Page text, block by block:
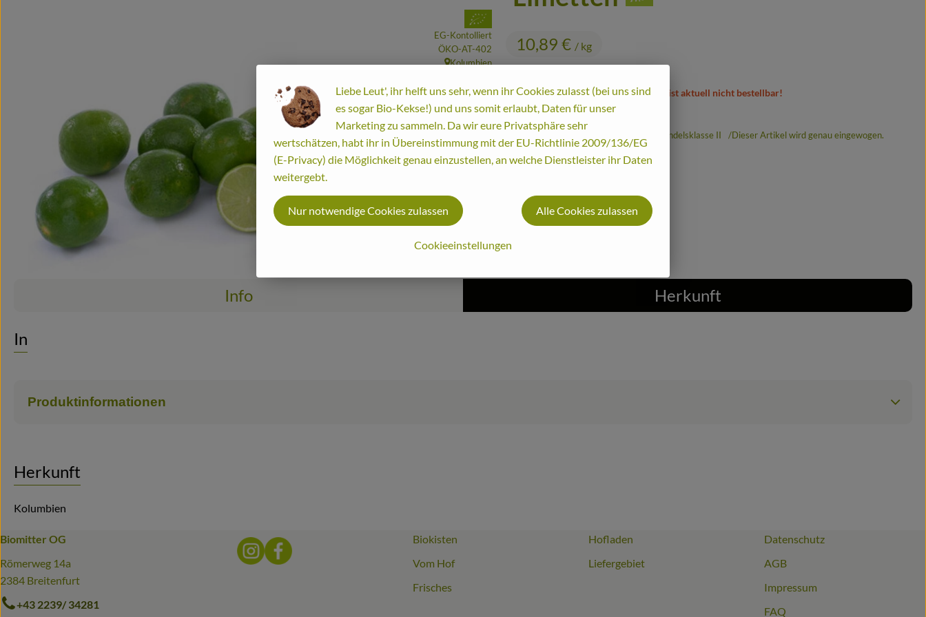
10,89 € / kg
, Verband:
EG-Kontolliert
, Kontrollstelle:
ÖKO-AT-402
, Herkunft:
Kolumbien
Artikel ist aktuell nicht bestellbar!
Handelsklasse II Dieser Artikel wird genau eingewogen.
Info Herkunft
Info
Produktinformationen
Herkunft
Kolumbien
Biomitter OG
Römerweg 14a
2384 Breitenfurt
+43 2239/ 34281
Externer Link zu https://www.instagram.com/biomitter_biohof/
Externer Link zu https://www.facebook.com/biomitter.biohof/
Biokisten
Vom Hof
Frisches
Hofladen
Liefergebiet
Datenschutz
AGB
Impressum
FAQ
Liebe Leut', ihr helft uns sehr, wenn ihr Cookies zulasst (bei uns sind
es sogar Bio-Kekse!) und uns somit erlaubt, Daten für unser
Marketing zu sammeln. Da wir eure Privatsphäre sehr
wertschätzen, habt ihr in Übereinstimmung mit der EU-Richtlinie 2009/136/EG
(E-Privacy) die Möglichkeit genau einzustellen, an welche Dienstleister ihr Daten
weitergebt.
Cookieeinstellungen
Nur notwendige Cookies zulassen Alle Cookies zulassen